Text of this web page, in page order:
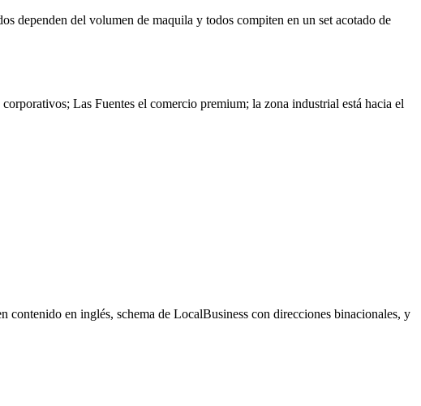
dependen del volumen de maquila y todos compiten en un set acotado de
Las Fuentes el comercio premium; la zona industrial está hacia el
en inglés, schema de LocalBusiness con direcciones binacionales, y